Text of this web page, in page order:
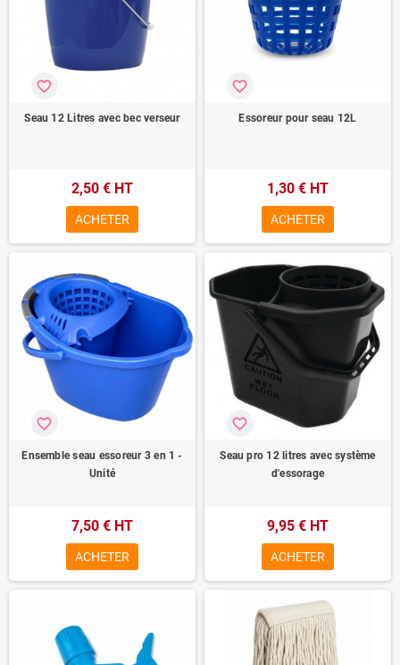
Seau 12 Litres avec bec verseur
favorite_border
2,50 € HT
ACHETER
Essoreur pour seau 12L
favorite_border
1,30 € HT
ACHETER
Ensemble seau essoreur 3 en 1 -
Unité
favorite_border
7,50 € HT
ACHETER
Seau pro 12 litres avec système
d'essorage
favorite_border
9,95 € HT
ACHETER